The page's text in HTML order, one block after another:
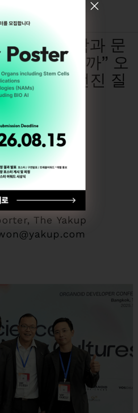
]
“과학과 문
될 수 있을까” 오
이언스가 던진 질
문
Kwon
The Yakup